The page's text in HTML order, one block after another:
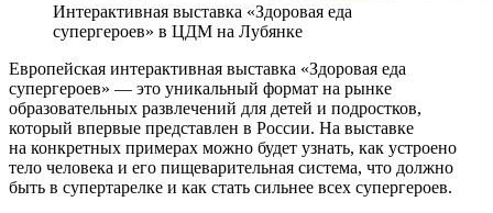
Интерактивная выставка «Здоровая еда
супергероев» в ЦДМ на Лубянке
Европейская интерактивная выставка «Здоровая еда
супергероев» — это уникальный формат на рынке
образовательных развлечений для детей и подростков,
который впервые представлен в России. На выставке
на конкретных примерах можно будет узнать, как устроено
тело человека и его пищеварительная система, что должно
быть в супертарелке и как стать сильнее всех супергероев.